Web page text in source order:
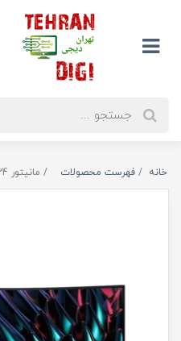
خانه فهرست محصولات مانیتور 34 اینچ هوآوی مدل MateView GT